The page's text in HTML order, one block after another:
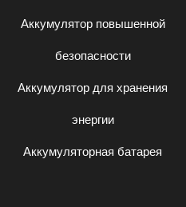
Аккумулятор повышенной
безопасности
Аккумулятор для хранения
энергии
Аккумуляторная батарея